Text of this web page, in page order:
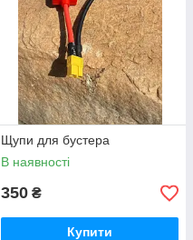
Щупи для бустера
В наявності
350 ₴
Купити